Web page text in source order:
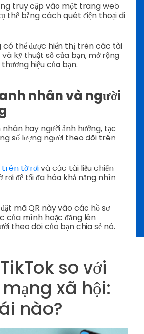
truy cập vào một trang web
thể bằng cách quét điện thoại di
có thể được hiển thị trên các tài
và kỹ thuật số của bạn, mở rộng
hiệu của bạn.
nhân và người
hay người ảnh hưởng, tạo
số lượng người theo dõi trên
trên tờ rơivà các tài liệu chiến
để tối đa hóa khả năng nhìn
mã QR này vào các hồ sơ
của mình hoặc đăng lên
theo dõi của bạn chia sẻ nó.
so với
xã hội:
nào?